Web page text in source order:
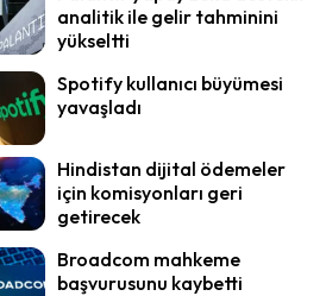
analitik ile gelir tahminini
yükseltti
Spotify kullanıcı büyümesi
yavaşladı
Hindistan dijital ödemeler
için komisyonları geri
getirecek
Broadcom mahkeme
başvurusunu kaybetti